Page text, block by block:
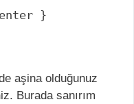
}
aşina olduğunuz
Burada sanırım